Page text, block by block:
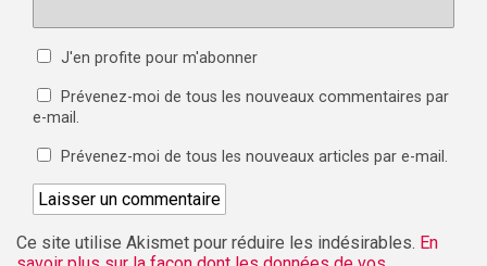
J'en profite pour m'abonner
Prévenez-moi de tous les nouveaux commentaires par
e-mail.
Prévenez-moi de tous les nouveaux articles par e-mail.
Ce site utilise Akismet pour réduire les indésirables. En